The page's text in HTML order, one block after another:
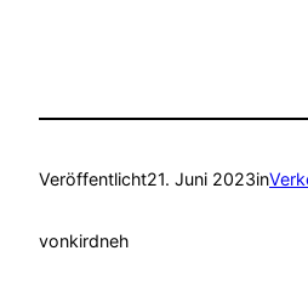
Veröffentlicht21. Juni 2023in
vonkirdneh